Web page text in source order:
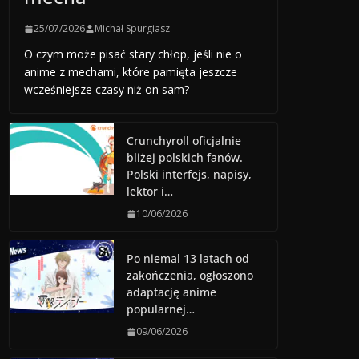
25/07/2026 Michał Spurgiasz
O czym może pisać stary chłop, jeśli nie o
anime z mechami, które pamięta jeszcze
wcześniejsze czasy niż on sam?
Crunchyroll oficjalnie
bliżej polskich fanów.
Polski interfejs, napisy,
lektor i…
10/06/2026
Po niemal 13 latach od
zakończenia, ogłoszono
adaptację anime
popularnej…
09/06/2026